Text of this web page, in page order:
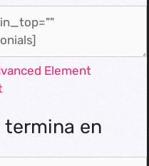
Element
termina en